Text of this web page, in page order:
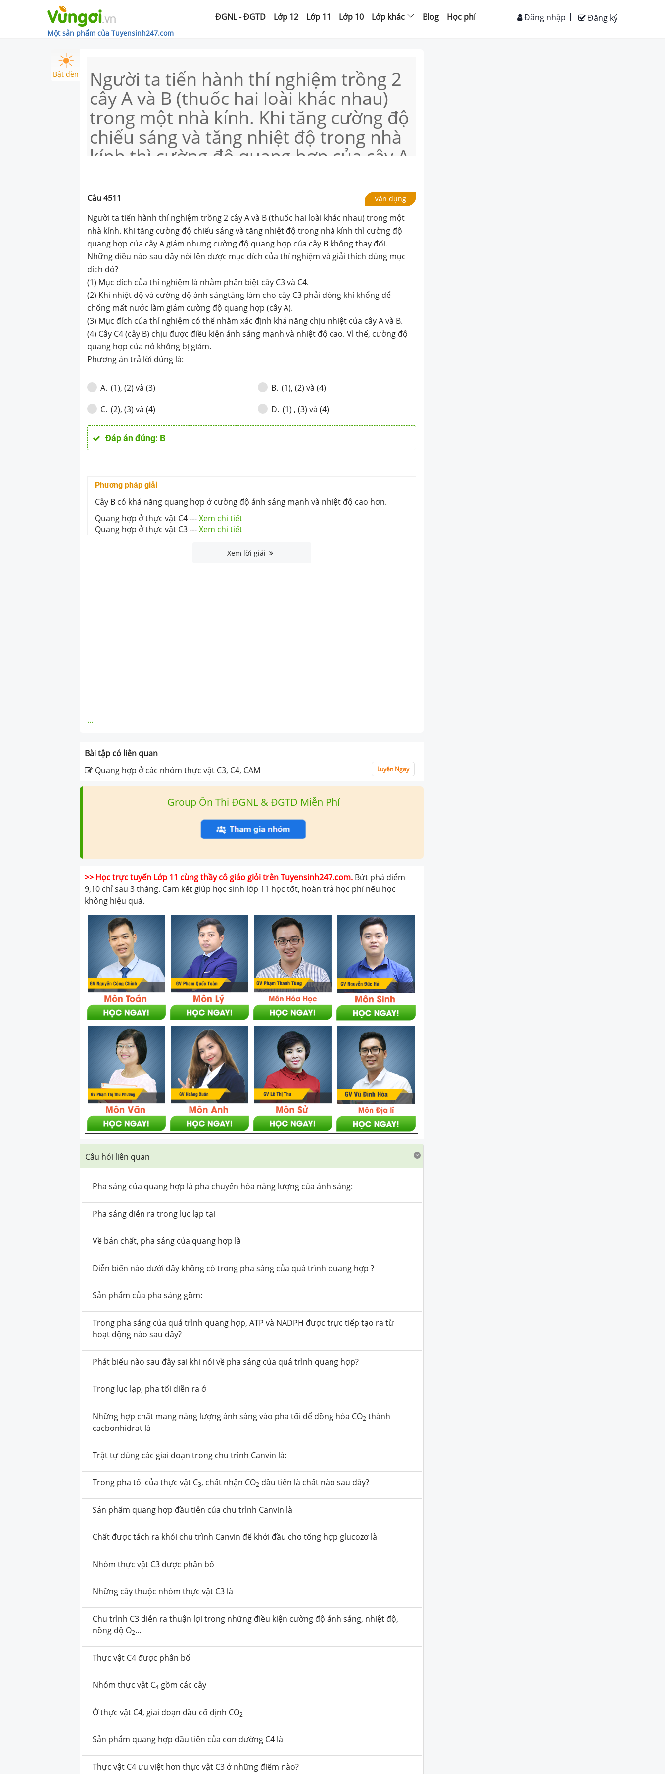
Một sản phẩm của Tuyensinh247.com
ĐGNL - ĐGTD Lớp 12 Lớp 11 Lớp 10 Lớp khác Blog Học phí Đăng ký
Đăng nhập
Bật đèn Người ta tiến hành thí nghiệm trồng 2
cây A và B (thuốc hai loài khác nhau)
trong một nhà kính. Khi tăng cường độ
chiếu sáng và tăng nhiệt độ trong nhà
kính thì cường độ quang hợp của cây A
cây B không thay đổi.Những điều nào
sau đây nói lên được mục đích của thí
nghiệm và giải thích đúng mục đích
đó?(1) Mục đích của thí nghiệm là
nhằm phân biệt cây C3 và C4.(2) Khi
nhiệt độ và cường độ ánh sángtăng
làm cho cây C3 phải đóng khí khổng để
chống mất nước làm giảm cường độ
quang hợp (cây A).(3) Mục đích của thí
nghiệm có thể nhằm xác định khả
năng chịu nhiệt của cây A và B.(4) Cây
C4 (cây B) chịu được điều kiện ánh
sáng mạnh và nhiệt độ cao. Vì thế,
cường độ quang hợp của nó không bị
Câu4511 Vận dụng
Người ta tiến hành thí nghiệm trồng 2 cây A và B (thuốc hai loài khác nhau) trong một
nhà kính. Khi tăng cường độ chiếu sáng và tăng nhiệt độ trong nhà kính thì cường độ
quang hợp của cây A giảm nhưng cường độ quang hợp của cây B không thay đổi.
Những điều nào sau đây nói lên được mục đích của thí nghiệm và giải thích đúng mục
đích đó?
(1) Mục đích của thí nghiệm là nhằm phân biệt cây C3 và C4.
(2) Khi nhiệt độ và cường độ ánh sángtăng làm cho cây C3 phải đóng khí khổng để
chống mất nước làm giảm cường độ quang hợp (cây A).
(3) Mục đích của thí nghiệm có thể nhằm xác định khả năng chịu nhiệt của cây A và B.
(4) Cây C4 (cây B) chịu được điều kiện ánh sáng mạnh và nhiệt độ cao. Vì thế, cường độ
quang hợp của nó không bị giảm.
Phương án trả lời đúng là:
A. (1), (2) và (3) B. (1), (2) và (4)
C. (2), (3) và (4) D. (1) , (3) và (4)
Đáp án đúng: B
Phương pháp giải
Cây B có khả năng quang hợp ở cường độ ánh sáng mạnh và nhiệt độ cao hơn.
Quang hợp ở thực vật C4---Xem chi tiết
Quang hợp ở thực vật C3---Xem chi tiết
Xem lời giải
...
Bài tập có liên quan
Quang hợp ở các nhóm thực vật C3, C4, CAM
Luyện Ngay
Group Ôn Thi ĐGNL & ĐGTD Miễn Phí
>> Học trực tuyến Lớp 11 cùng thầy cô giáo giỏi trên Tuyensinh247.com. Bứt phá điểm
9,10 chỉ sau 3 tháng. Cam kết giúp học sinh lớp 11 học tốt, hoàn trả học phí nếu học
không hiệu quả.
Câu hỏi liên quan
Pha sáng của quang hợp là pha chuyển hóa năng lượng của ánh sáng:
Pha sáng diễn ra trong lục lạp tại
Về bản chất, pha sáng của quang hợp là
Diễn biến nào dưới đây không có trong pha sáng của quá trình quang hợp ?
Sản phẩm của pha sáng gồm:
Trong pha sáng của quá trình quang hợp, ATP và NADPH được trực tiếp tạo ra từ
hoạt động nào sau đây?
Phát biểu nào sau đây sai khi nói về pha sáng của quá trình quang hợp?
Trong lục lạp, pha tối diễn ra ở
Những hợp chất mang năng lượng ánh sáng vào pha tối để đồng hóa CO2 thành
cacbonhidrat là
Trật tự đúng các giai đoạn trong chu trình Canvin là:
Trong pha tối của thực vật C3, chất nhận CO2 đầu tiên là chất nào sau đây?
Sản phẩm quang hợp đầu tiên của chu trình Canvin là
Chất được tách ra khỏi chu trình Canvin để khởi đầu cho tổng hợp glucozơ là
Nhóm thực vật C3 được phân bố
Những cây thuộc nhóm thực vật C3 là
Chu trình C3 diễn ra thuận lợi trong những điều kiện cường độ ánh sáng, nhiệt độ,
nồng độ O2...
Thực vật C4 được phân bố
Nhóm thực vật C4 gồm các cây
Ở thực vật C4, giai đoạn đầu cố định CO2
Sản phẩm quang hợp đầu tiên của con đường C4 là
Thực vật C4 ưu việt hơn thực vật C3 ở những điểm nào?